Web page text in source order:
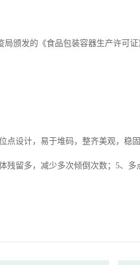
颁发的《食品包装容器生产许可证
设计，易于堆码，整齐美观，稳
残留多，减少多次倾倒次数；5、